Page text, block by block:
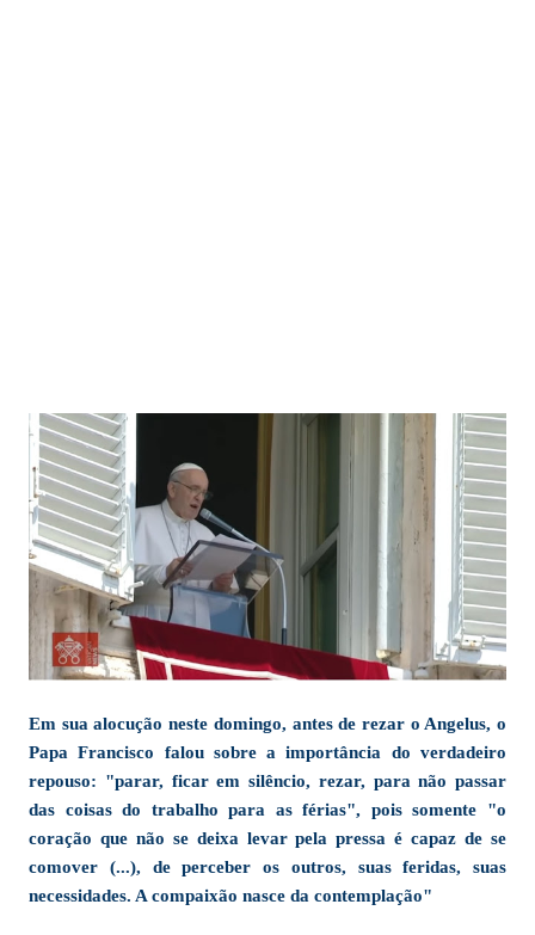
Em sua alocução neste domingo, antes de rezar o Angelus, o
Papa Francisco falou sobre a importância do verdadeiro
repouso: "parar, ficar em silêncio, rezar, para não passar
das coisas do trabalho para as férias", pois somente "o
coração que não se deixa levar pela pressa é capaz de se
comover (...), de perceber os outros, suas feridas, suas
necessidades. A compaixão nasce da contemplação"